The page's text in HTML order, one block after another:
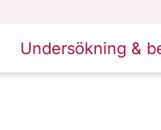
Undersökning &